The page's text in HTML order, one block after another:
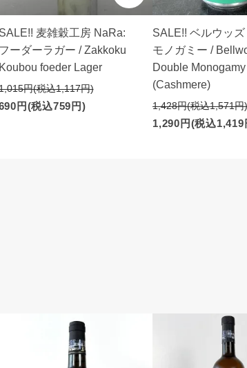
SALE!! 麦雑穀工房 NaRa:
フーダーラガー / Zakkoku
Koubou foeder Lager
円(税込1,117円)
円(税込759円)
SALE!! ベルウッ
モノガミー /
Double Monogamy
(Cashmere)
1,428円(税込1,571円)
1,290円(税込1,419